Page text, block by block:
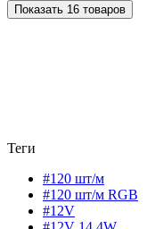
Показать 16 товаров
Теги
#120 шт/м
#120 шт/м RGB
#12V